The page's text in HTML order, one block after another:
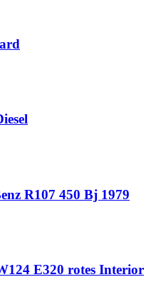
R107 450 Bj 1979
E320 rotes Interior